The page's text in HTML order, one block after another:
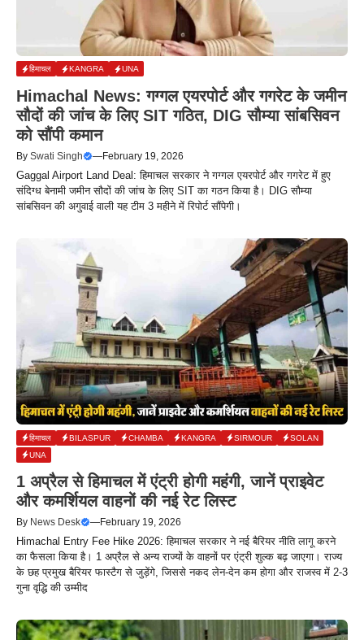
हिमाचल KANGRA UNA
Himachal News: गग्गल एयरपोर्ट और गगरेट के जमीन
सौदों की जांच के लिए SIT गठित, DIG सौम्या सांबसिवन
को सौंपी कमान
By Swati Singh —February 19, 2026
Gaggal Airport Land Deal: हिमाचल सरकार ने गग्गल एयरपोर्ट और गगरेट में हुए
संदिग्ध बेनामी जमीन सौदों की जांच के लिए SIT का गठन किया है। DIG सौम्या
सांबसिवन की अगुवाई वाली यह टीम 3 महीने में रिपोर्ट सौंपेगी।
हिमाचल BILASPUR CHAMBA KANGRA SIRMOUR
SOLAN
UNA
1 अप्रैल से हिमाचल में एंट्री होगी महंगी, जानें प्राइवेट
और कमर्शियल वाहनों की नई रेट लिस्ट
By News Desk —February 19, 2026
Himachal Entry Fee Hike 2026: हिमाचल सरकार ने नई बैरियर नीति लागू करने
का फैसला किया है। 1 अप्रैल से अन्य राज्यों के वाहनों पर एंट्री शुल्क बढ़ जाएगा। राज्य
के छह प्रमुख बैरियर फास्टैग से जुड़ेंगे, जिससे नकद लेन-देन कम होगा और राजस्व में 2-3
गुना वृद्धि की उम्मीद